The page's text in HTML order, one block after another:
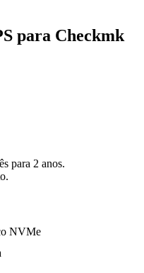
para Checkmk
para 2 anos.
NVMe